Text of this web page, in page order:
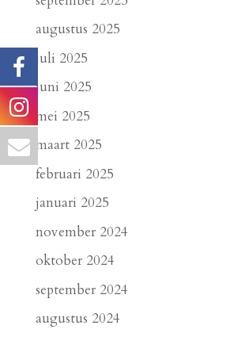
augustus 2025
juli 2025
juni 2025
mei 2025
maart 2025
februari 2025
januari 2025
november 2024
oktober 2024
september 2024
augustus 2024